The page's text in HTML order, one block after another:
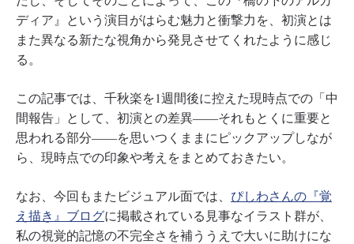
ディア』という演目がはらむ魅力と衝撃力を、初演とは
また異なる新たな視角から発見させてくれたように感じ
る。
この記事では、千秋楽を1週間後に控えた現時点での「中
間報告」として、初演との差異――それもとくに重要と
思われる部分――を思いつくままにピックアップしなが
ら、現時点での印象や考えをまとめておきたい。
なお、今回もまたビジュアル面では、 ぴしわさんの『覚
え描き』ブログに掲載されている見事なイラスト群が、
私の視覚的記憶の不完全さを補ううえで大いに助けにな